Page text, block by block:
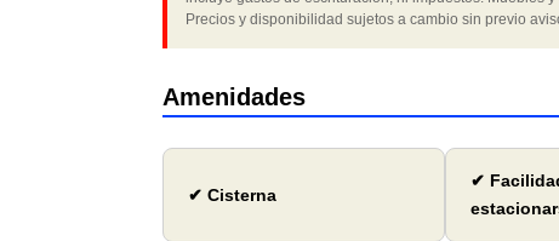
Precios y disponibilidad sujetos a cambio sin previo
Amenidades
✔ Cisterna
✔